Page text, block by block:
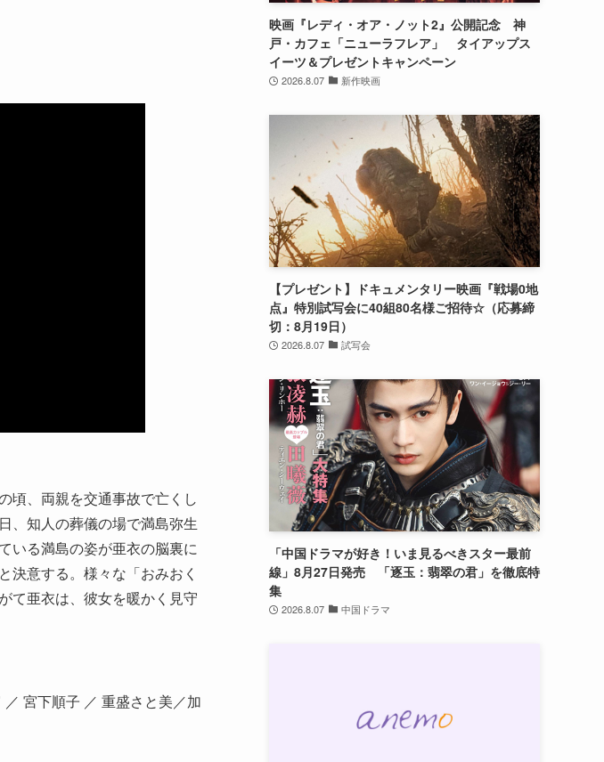
頃、両親を交通事故で亡くし
、知人の葬儀の場で満島弥生
いる満島の姿が亜衣の脳裏に
決意する。様々な「おみおく
て亜衣は、彼女を暖かく見守
下順子 ／ 重盛さと美／加
映画『レディ・オア・ノット2』公開記念 神
戸・カフェ「ニューラフレア」 タイアップス
イーツ＆プレゼントキャンペーン
2026.8.07 新作映画
【プレゼント】ドキュメンタリー映画『戦場0地
点』特別試写会に40組80名様ご招待☆（応募締
切：8月19日）
2026.8.07 試写会
「中国ドラマが好き！いま見るべきスター最前
線」8月27日発売 「逐玉：翡翠の君」を徹底特
集
2026.8.07 中国ドラマ